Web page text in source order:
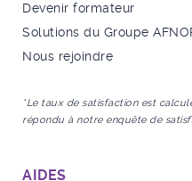
Devenir formateur
Solutions du Groupe
Nous rejoindre
*Le taux de satisfaction est
répondu à notre enquête de
AIDES